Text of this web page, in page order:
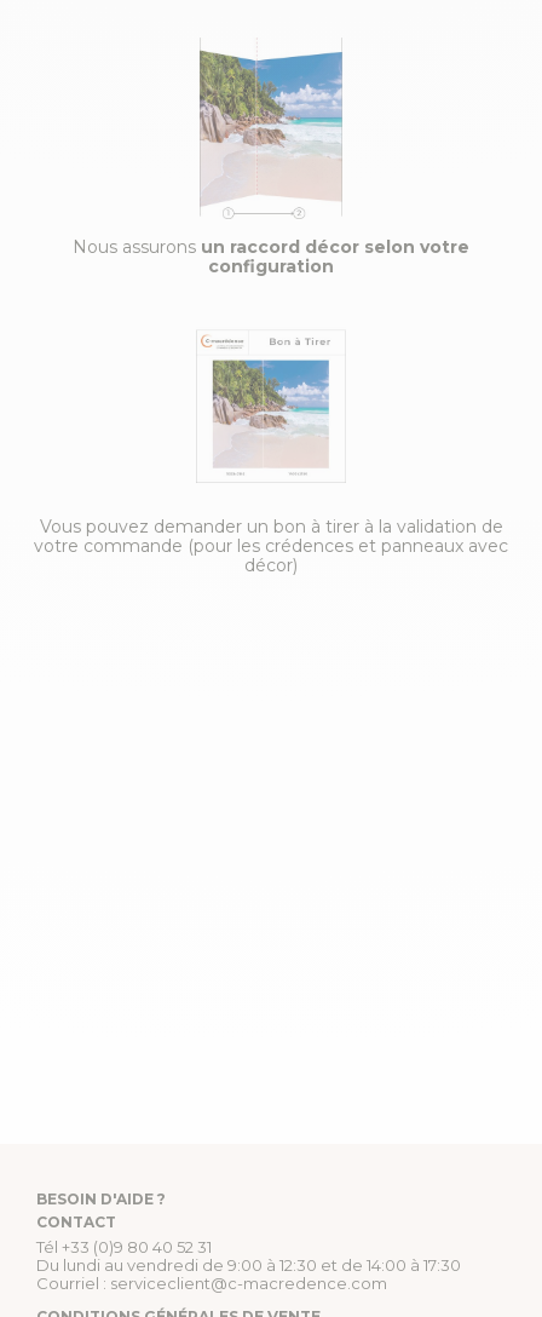
Nous assurons un raccord décor selon votre
configuration
Vous pouvez demander un bon à tirer à la validation de
votre commande (pour les crédences et panneaux avec
décor)
BESOIN D'AIDE ?
CONTACT
Tél +33 (0)9 80 40 52 31
Du lundi au vendredi de 9:00 à 12:30 et de 14:00 à 17:30
Courriel : serviceclient@c-macredence.com